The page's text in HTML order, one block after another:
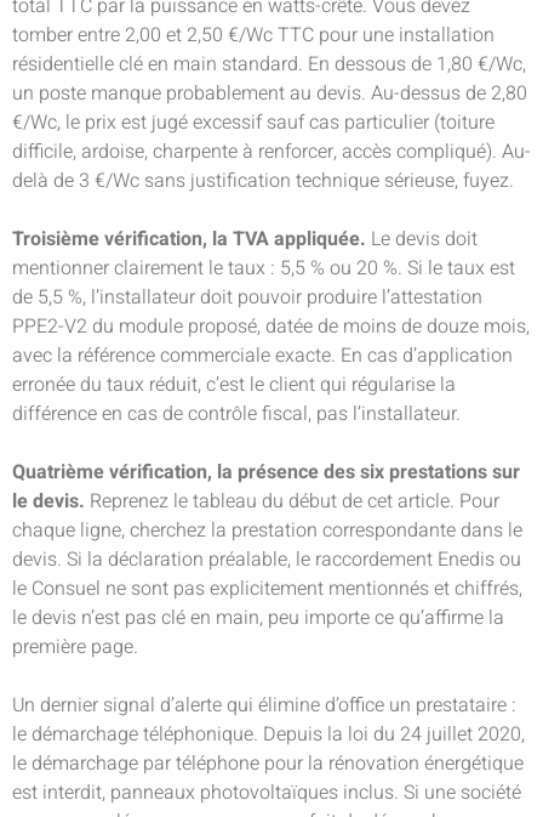
total TTC par la puissance en watts-crête. Vous devez
tomber entre 2,00 et 2,50 €/Wc TTC pour une installation
résidentielle clé en main standard. En dessous de 1,80 €/Wc,
un poste manque probablement au devis. Au-dessus de 2,80
€/Wc, le prix est jugé excessif sauf cas particulier (toiture
difficile, ardoise, charpente à renforcer, accès compliqué). Au-
delà de 3 €/Wc sans justification technique sérieuse, fuyez.
Troisième vérification, la TVA appliquée. Le devis doit
mentionner clairement le taux : 5,5 % ou 20 %. Si le taux est
de 5,5 %, l’installateur doit pouvoir produire l’attestation
PPE2-V2 du module proposé, datée de moins de douze mois,
avec la référence commerciale exacte. En cas d’application
erronée du taux réduit, c’est le client qui régularise la
différence en cas de contrôle fiscal, pas l’installateur.
Quatrième vérification, la présence des six prestations sur
le devis. Reprenez le tableau du début de cet article. Pour
chaque ligne, cherchez la prestation correspondante dans le
devis. Si la déclaration préalable, le raccordement Enedis ou
le Consuel ne sont pas explicitement mentionnés et chiffrés,
le devis n’est pas clé en main, peu importe ce qu’affirme la
première page.
Un dernier signal d’alerte qui élimine d’office un prestataire :
le démarchage téléphonique. Depuis la loi du 24 juillet 2020,
le démarchage par téléphone pour la rénovation énergétique
est interdit, panneaux photovoltaïques inclus. Si une société